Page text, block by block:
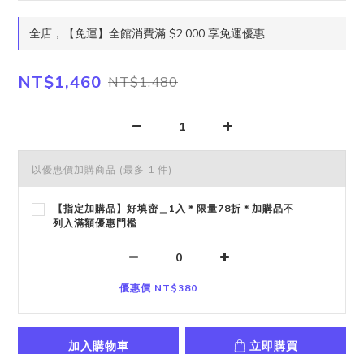
全店，【免運】全館消費滿 $2,000 享免運優惠
NT$1,460 NT$1,480
以優惠價加購商品 (最多 1 件)
【指定加購品】好填密＿1入＊限量78折＊加購品不
列入滿額優惠門檻
優惠價 NT$380
加入購物車 立即購買